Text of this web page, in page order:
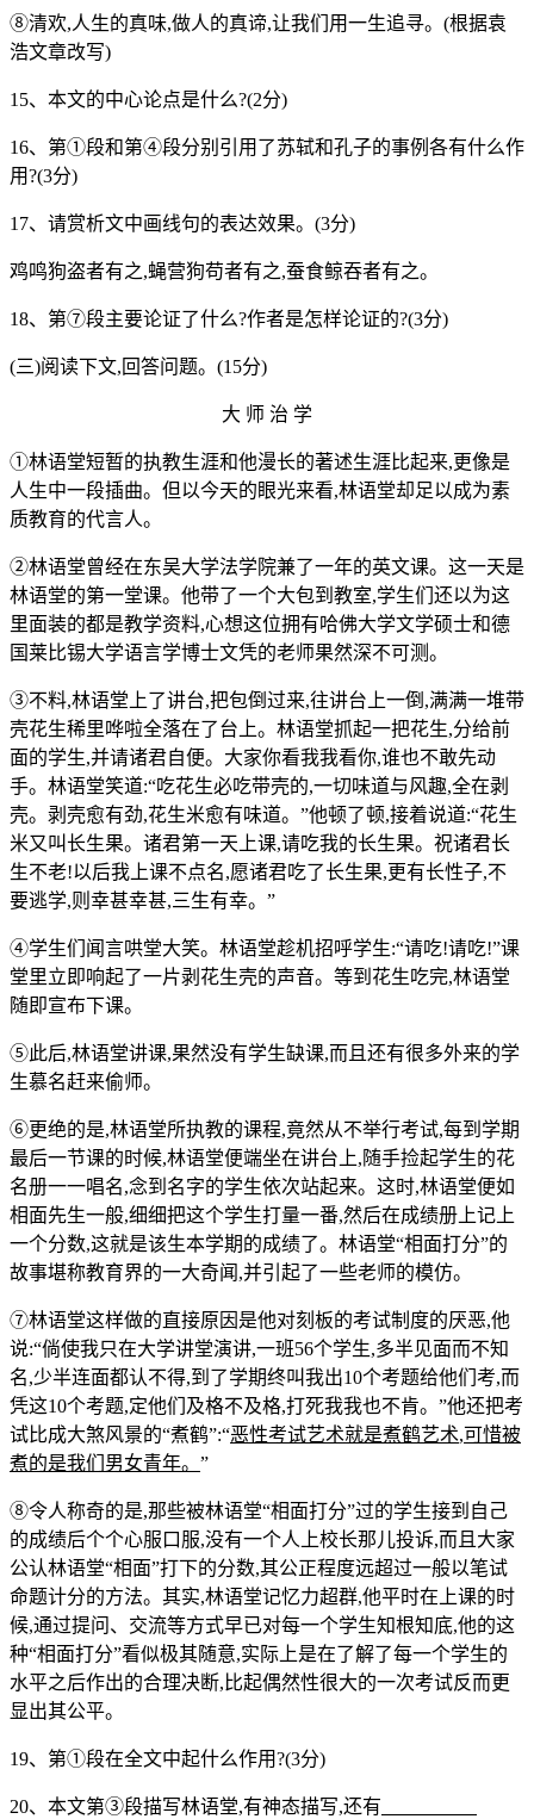
⑧清欢,人生的真味,做人的真谛,让我们用一生追寻。 (根据袁
浩文章改写)
15、本文的中心论点是什么?(2分)
16、第①段和第④段分别引用了苏轼和孔子的事例各有什么作
用?(3分)
17、请赏析文中画线句的表达效果。(3分)
鸡鸣狗盗者有之,蝇营狗苟者有之,蚕食鲸吞者有之。
18、第⑦段主要论证了什么?作者是怎样论证的?(3分)
(三)阅读下文,回答问题。(15分)
大 师 治 学
①林语堂短暂的执教生涯和他漫长的著述生涯比起来,更像是
人生中一段插曲。但以今天的眼光来看,林语堂却足以成为素
质教育的代言人。
②林语堂曾经在东吴大学法学院兼了一年的英文课。这一天是
林语堂的第一堂课。他带了一个大包到教室,学生们还以为这
里面装的都是教学资料,心想这位拥有哈佛大学文学硕士和德
国莱比锡大学语言学博士文凭的老师果然深不可测。
③不料,林语堂上了讲台,把包倒过来,往讲台上一倒,满满一堆带
壳花生稀里哗啦全落在了台上。林语堂抓起一把花生,分给前
面的学生,并请诸君自便。大家你看我我看你,谁也不敢先动
手。林语堂笑道:“吃花生必吃带壳的,一切味道与风趣,全在剥
壳。剥壳愈有劲,花生米愈有味道。”他顿了顿,接着说道:“花生
米又叫长生果。诸君第一天上课,请吃我的长生果。祝诸君长
生不老!以后我上课不点名,愿诸君吃了长生果,更有长性子,不
要逃学,则幸甚幸甚,三生有幸。”
④学生们闻言哄堂大笑。林语堂趁机招呼学生:“请吃!请吃!”课
堂里立即响起了一片剥花生壳的声音。等到花生吃完,林语堂
随即宣布下课。
⑤此后,林语堂讲课,果然没有学生缺课,而且还有很多外来的学
生慕名赶来偷师。
⑥更绝的是,林语堂所执教的课程,竟然从不举行考试,每到学期
最后一节课的时候,林语堂便端坐在讲台上,随手捡起学生的花
名册一一唱名,念到名字的学生依次站起来。这时,林语堂便如
相面先生一般,细细把这个学生打量一番,然后在成绩册上记上
一个分数,这就是该生本学期的成绩了。林语堂“相面打分”的
故事堪称教育界的一大奇闻,并引起了一些老师的模仿。
⑦林语堂这样做的直接原因是他对刻板的考试制度的厌恶,他
说:“倘使我只在大学讲堂演讲,一班56个学生,多半见面而不知
名,少半连面都认不得,到了学期终叫我出10个考题给他们考,而
凭这10个考题,定他们及格不及格,打死我我也不肯。”他还把考
试比成大煞风景的“煮鹤”:“恶性考试艺术就是煮鹤艺术,可惜被
煮的是我们男女青年。 ”
⑧令人称奇的是,那些被林语堂“相面打分”过的学生接到自己
的成绩后个个心服口服,没有一个人上校长那儿投诉,而且大家
公认林语堂“相面”打下的分数,其公正程度远超过一般以笔试
命题计分的方法。其实,林语堂记忆力超群,他平时在上课的时
候,通过提问、交流等方式早已对每一个学生知根知底,他的这
种“相面打分”看似极其随意,实际上是在了解了每一个学生的
水平之后作出的合理决断,比起偶然性很大的一次考试反而更
显出其公平。
19、第①段在全文中起什么作用?(3分)
20、本文第③段描写林语堂,有神态描写,还有